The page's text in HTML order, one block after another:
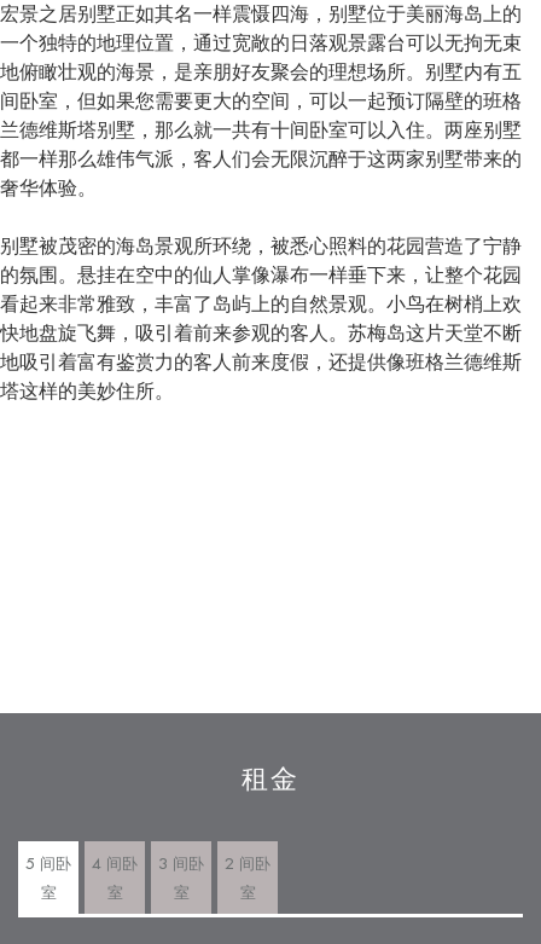
宏景之居别墅正如其名一样震慑四海，别墅位于美丽海岛上的
一个独特的地理位置，通过宽敞的日落观景露台可以无拘无束
地俯瞰壮观的海景，是亲朋好友聚会的理想场所。别墅内有五
间卧室，但如果您需要更大的空间，可以一起预订隔壁的班格
兰德维斯塔别墅，那么就一共有十间卧室可以入住。两座别墅
都一样那么雄伟气派，客人们会无限沉醉于这两家别墅带来的
奢华体验。
别墅被茂密的海岛景观所环绕，被悉心照料的花园营造了宁静
的氛围。悬挂在空中的仙人掌像瀑布一样垂下来，让整个花园
看起来非常雅致，丰富了岛屿上的自然景观。小鸟在树梢上欢
快地盘旋飞舞，吸引着前来参观的客人。苏梅岛这片天堂不断
地吸引着富有鉴赏力的客人前来度假，还提供像班格兰德维斯
塔这样的美妙住所。
租金
5 间卧
室
4 间卧
室
3 间卧
室
2 间卧
室